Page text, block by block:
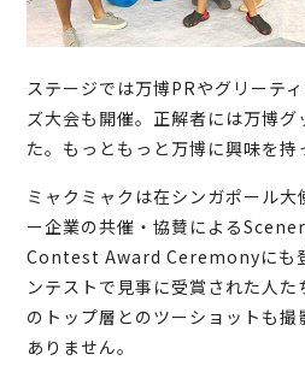
ステージでは万博PRやグリーテ
ズ大会も開催。正解者には万博グ
た。もっともっと万博に興味を
ミャクミャクは在シンガポール
ー企業の共催・協賛による
Contest Award Ceremonyにも
ンテストで見事に受賞された人
のトップ層とのツーショットも
ありません。